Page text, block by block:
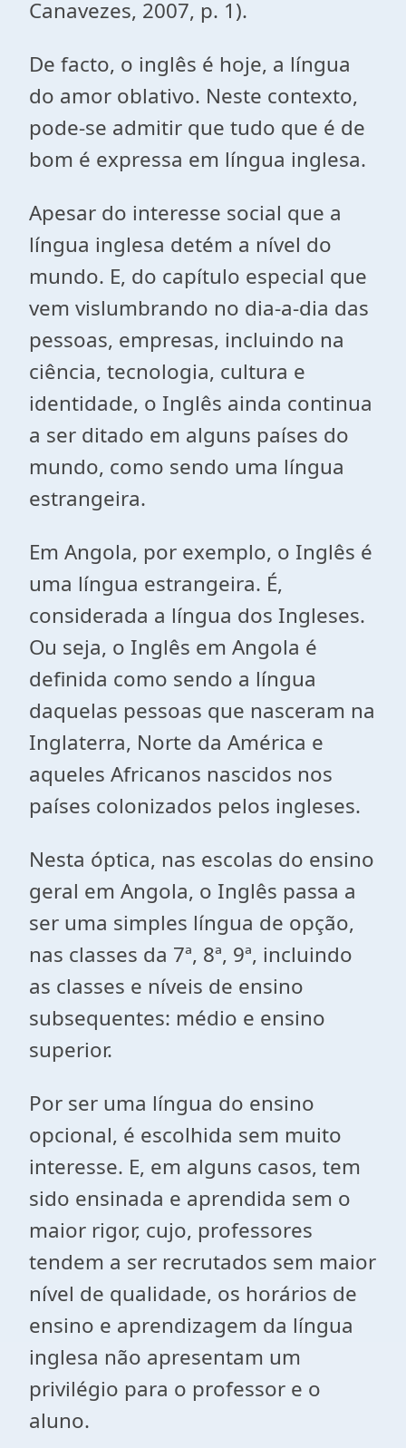
Canavezes, 2007, p. 1).
De facto, o inglês é hoje, a língua
do amor oblativo. Neste contexto,
pode-se admitir que tudo que é de
bom é expressa em língua inglesa.
Apesar do interesse social que a
língua inglesa detém a nível do
mundo. E, do capítulo especial que
vem vislumbrando no dia-a-dia das
pessoas, empresas, incluindo na
ciência, tecnologia, cultura e
identidade, o Inglês ainda continua
a ser ditado em alguns países do
mundo, como sendo uma língua
estrangeira.
Em Angola, por exemplo, o Inglês é
uma língua estrangeira. É,
considerada a língua dos Ingleses.
Ou seja, o Inglês em Angola é
definida como sendo a língua
daquelas pessoas que nasceram na
Inglaterra, Norte da América e
aqueles Africanos nascidos nos
países colonizados pelos ingleses.
Nesta óptica, nas escolas do ensino
geral em Angola, o Inglês passa a
ser uma simples língua de opção,
nas classes da 7ª, 8ª, 9ª, incluindo
as classes e níveis de ensino
subsequentes: médio e ensino
superior.
Por ser uma língua do ensino
opcional, é escolhida sem muito
interesse. E, em alguns casos, tem
sido ensinada e aprendida sem o
maior rigor, cujo, professores
tendem a ser recrutados sem maior
nível de qualidade, os horários de
ensino e aprendizagem da língua
inglesa não apresentam um
privilégio para o professor e o
aluno.